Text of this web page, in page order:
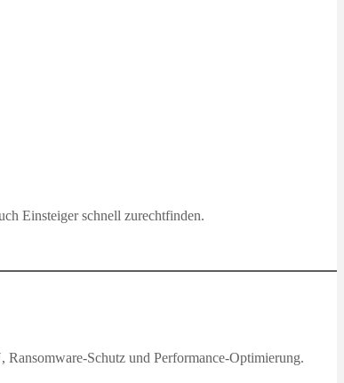
Einsteiger schnell zurechtfinden.
Schutz und Performance-Optimierung.